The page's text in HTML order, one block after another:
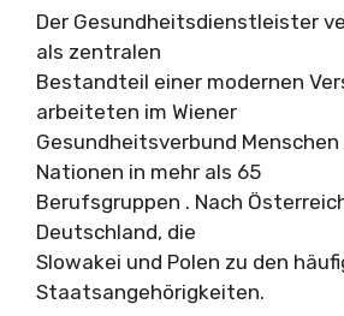
Der Gesundheitsdienstleister
als zentralen
Bestandteil einer modernen
arbeiteten im Wiener
Gesundheitsverbund
Nationen in mehr als 65
Berufsgruppen . Nach
Deutschland, die
Slowakei und Polen zu den
Staatsangehörigkeiten.